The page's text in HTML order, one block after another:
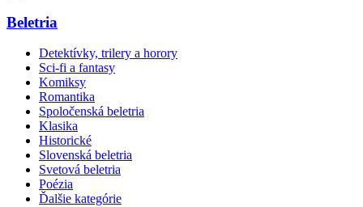
Beletria
Detektívky, trilery a horory
Sci-fi a fantasy
Komiksy
Romantika
Spoločenská beletria
Klasika
Historické
Slovenská beletria
Svetová beletria
Poézia
Ďalšie kategórie